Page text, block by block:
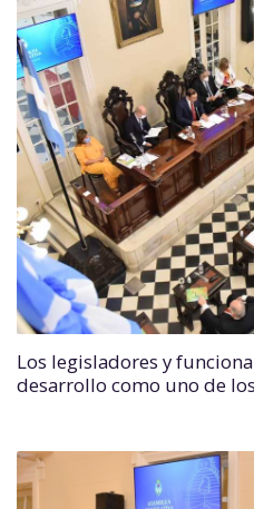
Los legisladores y
desarrollo como uno de